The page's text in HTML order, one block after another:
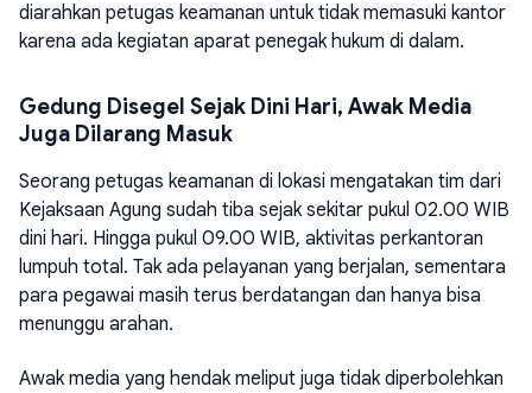
diarahkan petugas keamanan untuk tidak memasuki kantor
karena ada kegiatan aparat penegak hukum di dalam.
Gedung Disegel Sejak Dini Hari, Awak Media
Juga Dilarang Masuk
Seorang petugas keamanan di lokasi mengatakan tim dari
Kejaksaan Agung sudah tiba sejak sekitar pukul 02.00 WIB
dini hari. Hingga pukul 09.00 WIB, aktivitas perkantoran
lumpuh total. Tak ada pelayanan yang berjalan, sementara
para pegawai masih terus berdatangan dan hanya bisa
menunggu arahan.
Awak media yang hendak meliput juga tidak diperbolehkan